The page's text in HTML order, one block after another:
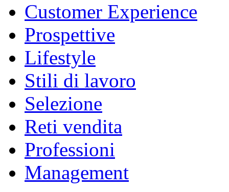
Customer Experience
Prospettive
Lifestyle
Stili di lavoro
Selezione
Reti vendita
Professioni
Management